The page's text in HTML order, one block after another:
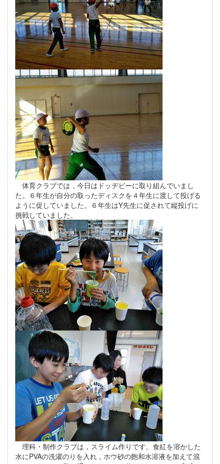
体育クラブでは，今日はドッヂビーに取り組んでいまし
た。６年生が自分の取ったディスクを４年生に渡して投げる
ように促していました。６年生はY先生に促されて縦投げに
挑戦していました。
理科・制作クラブは，スライム作りです。食紅を溶かした
水にPVAの洗濯のりを入れ，ホウ砂の飽和水溶液を加えて混